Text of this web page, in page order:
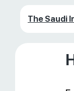
The Saudi